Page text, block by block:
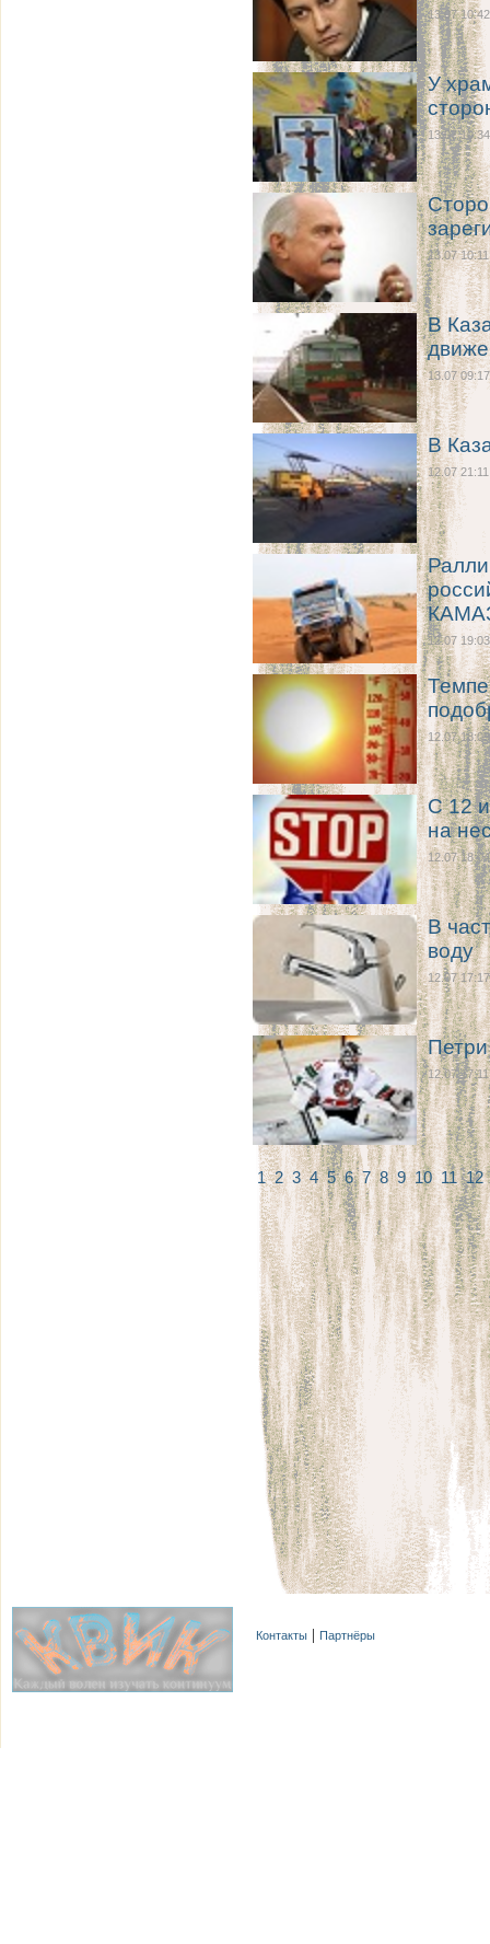
13.07 10:42
У
13.07 10:34
13.07 10:11
В
13.07 09:17
В
12.07 21:11
12.07 19:03
12.07 18:09
С 12
на
12.07 18:04
В
воду
12.07 17:17
12.07 17:11
123456789101112
Контакты Партнёры